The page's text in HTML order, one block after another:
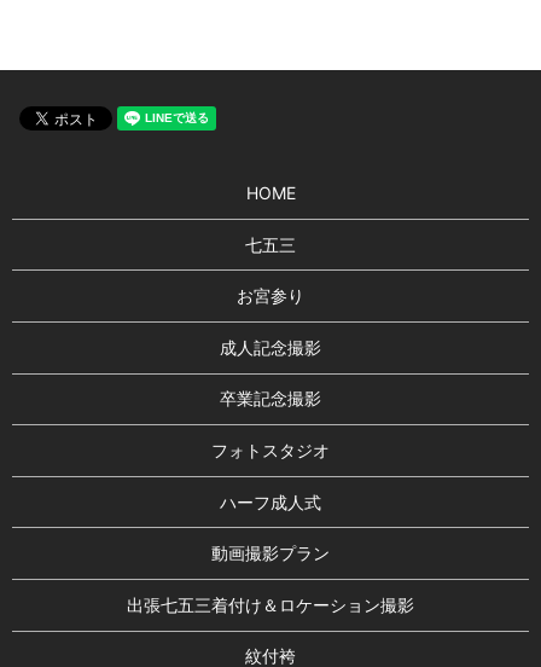
HOME
七五三
お宮参り
成人記念撮影
卒業記念撮影
フォトスタジオ
ハーフ成人式
動画撮影プラン
出張七五三着付け＆ロケーション撮影
紋付袴